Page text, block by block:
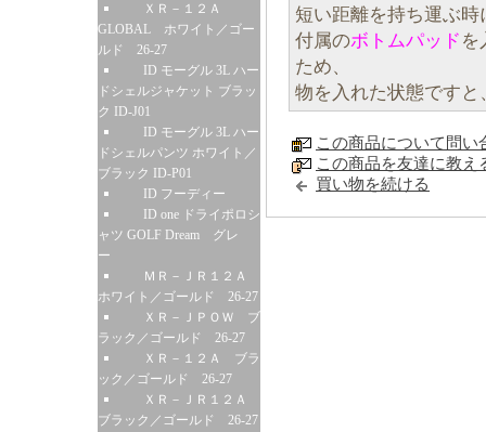
ＸＲ－１２Ａ
GLOBAL ホワイト／ゴー
ルド 26-27
ID モーグル 3L ハー
ドシェルジャケット ブラッ
ク ID-J01
ID モーグル 3L ハー
ドシェルパンツ ホワイト／
ブラック ID-P01
ID フーディー
ID one ドライポロシ
ャツ GOLF Dream グレ
ー
ＭＲ－ＪＲ１２Ａ
ホワイト／ゴールド 26-27
ＸＲ－ＪＰＯＷ ブ
ラック／ゴールド 26-27
ＸＲ－１２Ａ ブラ
ック／ゴールド 26-27
ＸＲ－ＪＲ１２Ａ
ブラック／ゴールド 26-27
短い距離を持ち運ぶ時
付属のボトムパッド を
ため、
物を入れた状態です
この商品について問い
この商品を友達に教え
買い物を続ける